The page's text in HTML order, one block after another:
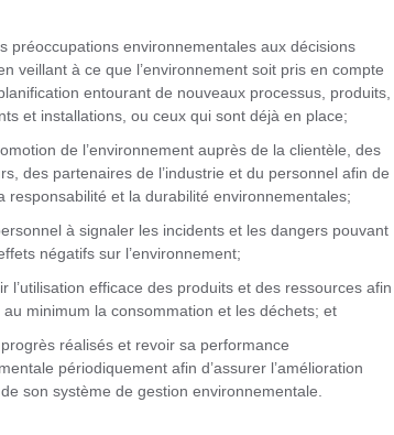
préoccupations environnementales aux décisions
veillant à ce que l’environnement soit pris en compte
entourant de nouveaux processus, produits,
et installations, ou ceux qui sont déjà en place;
de l’environnement auprès de la clientèle, des
des partenaires de l’industrie et du personnel afin de
responsabilité et la durabilité environnementales;
à signaler les incidents et les dangers pouvant
négatifs sur l’environnement;
l’utilisation efficace des produits et des ressources afin
minimum la consommation et les déchets; et
réalisés et revoir sa performance
périodiquement afin d’assurer l’amélioration
son système de gestion environnementale.